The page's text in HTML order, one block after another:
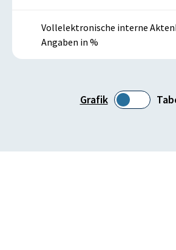
Grafik
Vollelektronische interne
Angaben in %